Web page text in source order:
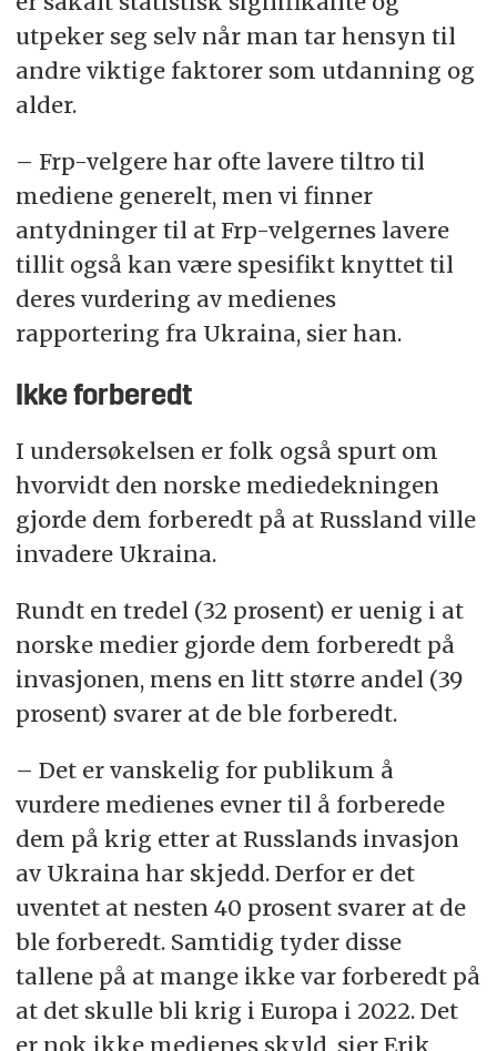
utpeker seg selv når man tar hensyn til
andre viktige faktorer som utdanning og
alder.
– Frp-velgere har ofte lavere tiltro til
mediene generelt, men vi finner
antydninger til at Frp-velgernes lavere
tillit også kan være spesifikt knyttet til
deres vurdering av medienes
rapportering fra Ukraina, sier han.
Ikke forberedt
I undersøkelsen er folk også spurt om
hvorvidt den norske mediedekningen
gjorde dem forberedt på at Russland ville
invadere Ukraina.
Rundt en tredel (32 prosent) er uenig i at
norske medier gjorde dem forberedt på
invasjonen, mens en litt større andel (39
prosent) svarer at de ble forberedt.
– Det er vanskelig for publikum å
vurdere medienes evner til å forberede
dem på krig etter at Russlands invasjon
av Ukraina har skjedd. Derfor er det
uventet at nesten 40 prosent svarer at de
ble forberedt. Samtidig tyder disse
tallene på at mange ikke var forberedt på
at det skulle bli krig i Europa i 2022. Det
er nok ikke medienes skyld, sier Erik